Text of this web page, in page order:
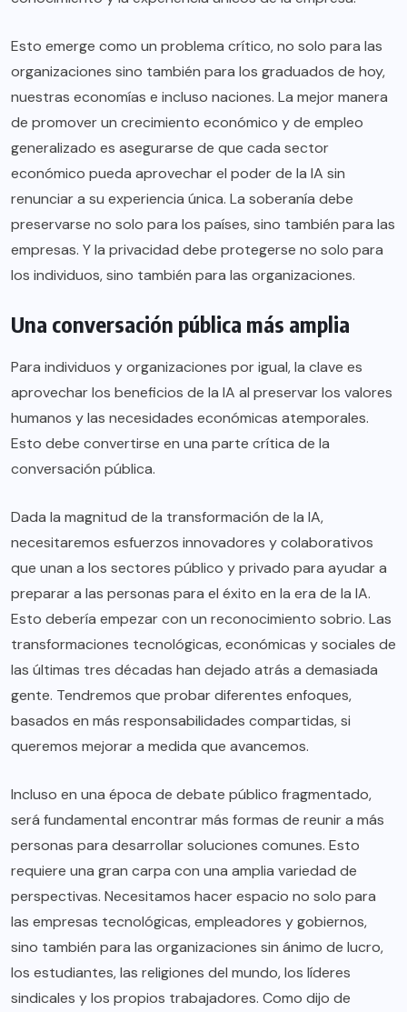
Esto emerge como un problema crítico, no solo para las
organizaciones sino también para los graduados de hoy,
nuestras economías e incluso naciones. La mejor manera
de promover un crecimiento económico y de empleo
generalizado es asegurarse de que cada sector
económico pueda aprovechar el poder de la IA sin
renunciar a su experiencia única. La soberanía debe
preservarse no solo para los países, sino también para las
empresas. Y la privacidad debe protegerse no solo para
los individuos, sino también para las organizaciones.
Una conversación pública más amplia
Para individuos y organizaciones por igual, la clave es
aprovechar los beneficios de la IA al preservar los valores
humanos y las necesidades económicas atemporales.
Esto debe convertirse en una parte crítica de la
conversación pública.
Dada la magnitud de la transformación de la IA,
necesitaremos esfuerzos innovadores y colaborativos
que unan a los sectores público y privado para ayudar a
preparar a las personas para el éxito en la era de la IA.
Esto debería empezar con un reconocimiento sobrio. Las
transformaciones tecnológicas, económicas y sociales de
las últimas tres décadas han dejado atrás a demasiada
gente. Tendremos que probar diferentes enfoques,
basados en más responsabilidades compartidas, si
queremos mejorar a medida que avancemos.
Incluso en una época de debate público fragmentado,
será fundamental encontrar más formas de reunir a más
personas para desarrollar soluciones comunes. Esto
requiere una gran carpa con una amplia variedad de
perspectivas. Necesitamos hacer espacio no solo para
las empresas tecnológicas, empleadores y gobiernos,
sino también para las organizaciones sin ánimo de lucro,
los estudiantes, las religiones del mundo, los líderes
sindicales y los propios trabajadores. Como dijo de